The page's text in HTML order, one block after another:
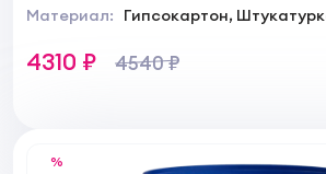
Материал:
4310 ₽ 4540 ₽
%